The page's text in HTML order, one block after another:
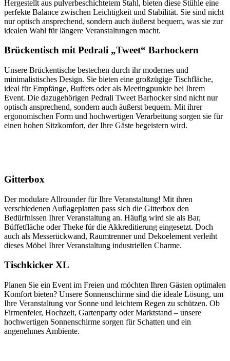
Hergestellt aus pulverbeschichtetem Stahl, bieten diese Stühle eine
perfekte Balance zwischen Leichtigkeit und Stabilität. Sie sind nicht
nur optisch ansprechend, sondern auch äußerst bequem, was sie zur
idealen Wahl für längere Veranstaltungen macht.
Brückentisch mit Pedrali „Tweet“ Barhockern
Unsere Brückentische bestechen durch ihr modernes und
minimalistisches Design. Sie bieten eine großzügige Tischfläche,
ideal für Empfänge, Buffets oder als Meetingpunkte bei Ihrem
Event. Die dazugehörigen Pedrali Tweet Barhocker sind nicht nur
optisch ansprechend, sondern auch äußerst bequem. Mit ihrer
ergonomischen Form und hochwertigen Verarbeitung sorgen sie für
einen hohen Sitzkomfort, der Ihre Gäste begeistern wird.
Gitterbox
Der modulare Allrounder für Ihre Veranstaltung! Mit ihren
verschiedenen Auflageplatten pass sich die Gitterbox den
Bedürfnissen Ihrer Veranstaltung an. Häufig wird sie als Bar,
Büffetfläche oder Theke für die Akkreditierung eingesetzt. Doch
auch als Messerückwand, Raumtrenner und Dekoelement verleiht
dieses Möbel Ihrer Veranstaltung industriellen Charme.
Tischkicker XL
Planen Sie ein Event im Freien und möchten Ihren Gästen optimalen
Komfort bieten? Unsere Sonnenschirme sind die ideale Lösung, um
Ihre Veranstaltung vor Sonne und leichtem Regen zu schützen. Ob
Firmenfeier, Hochzeit, Gartenparty oder Marktstand – unsere
hochwertigen Sonnenschirme sorgen für Schatten und ein
angenehmes Ambiente.